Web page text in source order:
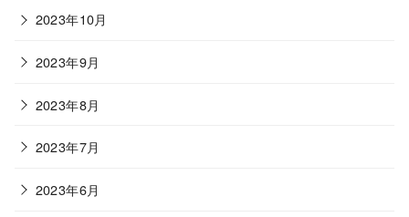
2023年10月
2023年9月
2023年8月
2023年7月
2023年6月